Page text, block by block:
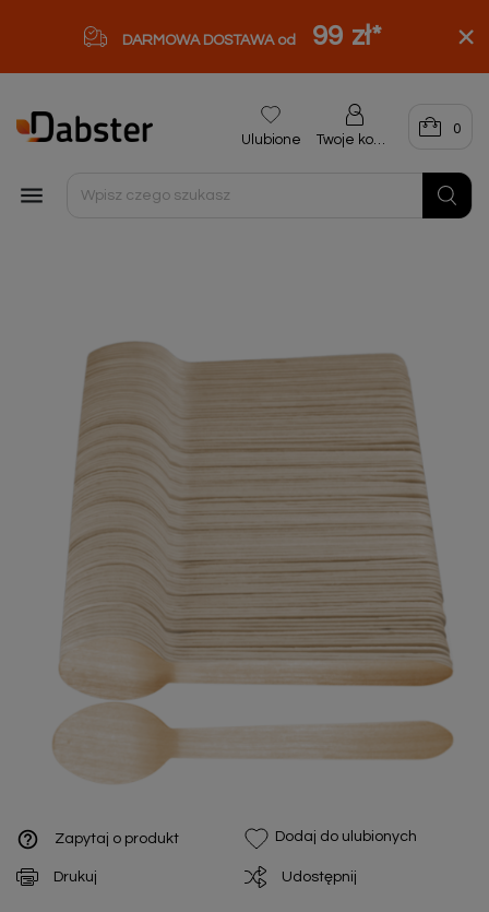
DARMOWA DOSTAWA od 99 zł*

Ulubione Twoje konto
0
help_outline Zapytaj o produkt Dodaj do ulubionych
Drukuj Udostępnij